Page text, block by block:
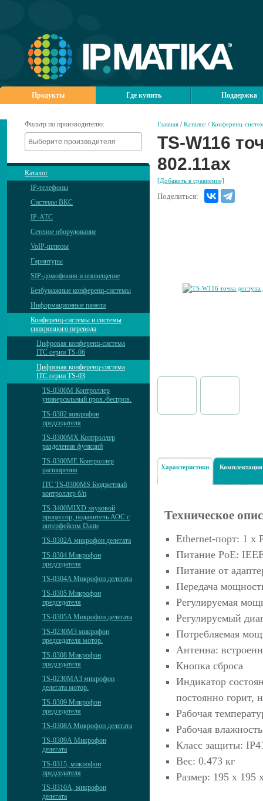
Продукты Где купить Поддержка
Фильтр по производителю:
Каталог
IP-телефоны
Системы ВКС
IP-АТС
Сетевое оборудование
VoIP-шлюзы
Гарнитуры
SIP-домофония и оповещение
Безбумажные конференц-системы
Информационные панели
Конференц-системы и системы
синхронного перевода
Цифровая конференц-система
ITC серии TS-06
Цифровая конференц-система
ITC серии TS-03
TS-0300M Контроллер
универсальный пров./беспров.
TS-0302 микрофон
председателя
TS-0300MX Контроллер
разделения функций
TS-0300ME Контроллер
расширения
ITC TS-0300MS Бюджетный
контроллер б/п
TS-3400MIXD звуковой
процессор, подавитель АОС с
интерфейсом Dante
TS-0302А микрофон делегата
TS-0304 Микрофон
председателя
TS-0304A Микрофон делегата
TS-0305 Микрофон
председателя
TS-0305A Микрофон делегата
TS-0230M3 микрофон
председателя мотор.
TS-0308 Микрофон
председателя
TS-0230MА3 микрофон
делегата мотор.
TS-0309 Микрофон
председателя
TS-0308A Микрофон делегата
TS-0309А Микрофон
делегата
TS-0315, микрофон
председателя
TS-0310А, микрофон
делегата
Главная / Каталог / Конференц-
TS-W116
802.11ax
[Добавить в сравнение]
Поделиться:
Характеристики Комплектация
Техническое
Ethernet-порт: 1 x
Питание PoE:
Питание от
Передача
Регулируемая
Регулируемый
Потребляемая
Антенна:
Кнопка сброса
Индикатор
постоянно горит,
Рабочая
Рабочая
Класс защиты:
Вес: 0.473 кг
Размер: 195 х 195